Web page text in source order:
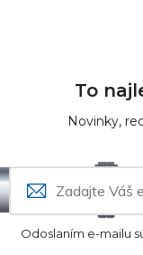
To
Novinky,
Odoslaním e-mailu